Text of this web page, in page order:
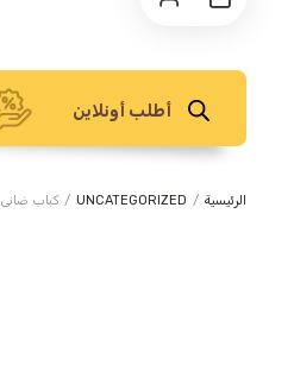
أطلب أونلاين
الرئيسية /
UNCATEGORIZED
/ كباب ضانى